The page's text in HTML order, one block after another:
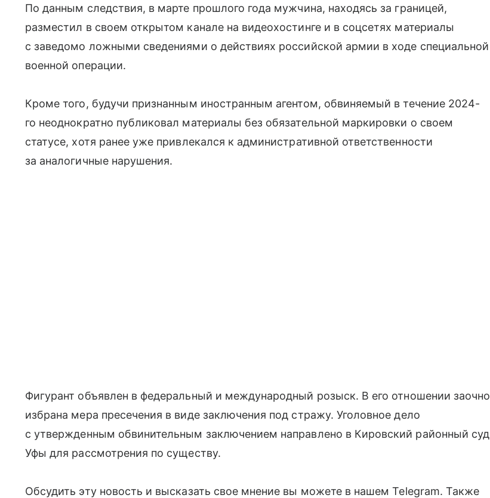
По данным следствия, в марте прошлого года мужчина, находясь за границей,
разместил в своем открытом канале на видеохостинге и в соцсетях материалы
с заведомо ложными сведениями о действиях российской армии в ходе специальной
военной операции.
Кроме того, будучи признанным иностранным агентом, обвиняемый в течение 2024-
го неоднократно публиковал материалы без обязательной маркировки о своем
статусе, хотя ранее уже привлекался к административной ответственности
за аналогичные нарушения.
Фигурант объявлен в федеральный и международный розыск. В его отношении заочно
избрана мера пресечения в виде заключения под стражу. Уголовное дело
с утвержденным обвинительным заключением направлено в Кировский районный суд
Уфы для рассмотрения по существу.
Обсудить эту новость и высказать свое мнение вы можете в нашем Telegram. Также